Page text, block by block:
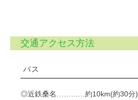
交通アクセス方法
バス
◎近鉄桑名…………約10km(約30分)